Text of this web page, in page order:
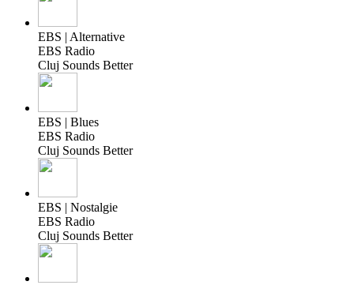
EBS | Alternative
EBS Radio
Cluj Sounds Better
EBS | Blues
EBS Radio
Cluj Sounds Better
EBS | Nostalgie
EBS Radio
Cluj Sounds Better